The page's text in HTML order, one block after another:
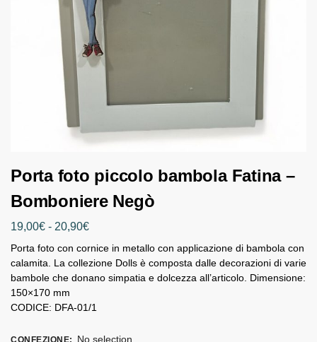
Porta foto piccolo bambola Fatina –
Bomboniere Negò
19,00€ - 20,90€
Porta foto con cornice in metallo con applicazione di bambola con
calamita. La collezione Dolls è composta dalle decorazioni di varie
bambole che donano simpatia e dolcezza all’articolo. Dimensione:
150×170 mm
CODICE: DFA-01/1
CONFEZIONE: No selection